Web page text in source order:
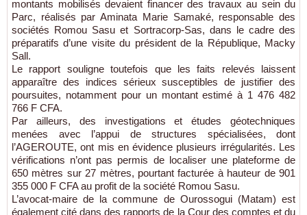
montants mobilisés devaient financer des travaux au sein du
Parc, réalisés par Aminata Marie Samaké, responsable des
sociétés Romou Sasu et Sortracorp-Sas, dans le cadre des
préparatifs d’une visite du président de la République, Macky
Sall.
Le rapport souligne toutefois que les faits relevés laissent
apparaître des indices sérieux susceptibles de justifier des
poursuites, notamment pour un montant estimé à 1 476 482
766 F CFA.
Par ailleurs, des investigations et études géotechniques
menées avec l’appui de structures spécialisées, dont
l’AGEROUTE, ont mis en évidence plusieurs irrégularités. Les
vérifications n’ont pas permis de localiser une plateforme de
650 mètres sur 27 mètres, pourtant facturée à hauteur de 901
355 000 F CFA au profit de la société Romou Sasu.
L’avocat-maire de la commune de Ourossogui (Matam) est
également cité dans des rapports de la Cour des comptes et du